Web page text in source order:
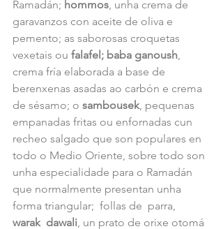
Ramadán; hommos , unha crema de
garavanzos con aceite de oliva e
pemento; as saborosas croquetas
vexetais ou falafel; baba ganoush
crema fría elaborada a base de
berenxenas asadas ao carbón e crema
de sésamo; o sambousek , pequenas
empanadas fritas ou enfornadas cun
recheo salgado que son populares en
todo o Medio Oriente, sobre todo son
unha especialidade para o Ramadán
que normalmente presentan unha
forma triangular;  follas de  parra,
warak  dawali , un prato de orixe otomá